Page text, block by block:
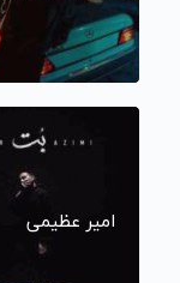
امیر عظیمی